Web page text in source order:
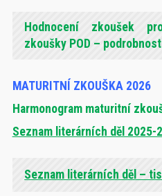
Hodnocení zkoušek
zkoušky POD –
MATURITNÍ ZKOUŠKA 2026
Harmonogram maturitní
Seznam literárních děl 2025-
Seznam literárních děl –